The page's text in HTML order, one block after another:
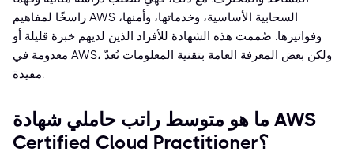
راسخًا لمفاهيم AWS السحابية الأساسية، وخدماتها، وأمنها،
وفواتيرها. صُممت هذه الشهادة للأفراد الذين لديهم خبرة قليلة أو
معدومة في AWS، ولكن بعض المعرفة العامة بتقنية المعلومات تُعدّ
مفيدة.
ما هو متوسط راتب حاملي شهادة AWS
Certified Cloud Practitioner؟